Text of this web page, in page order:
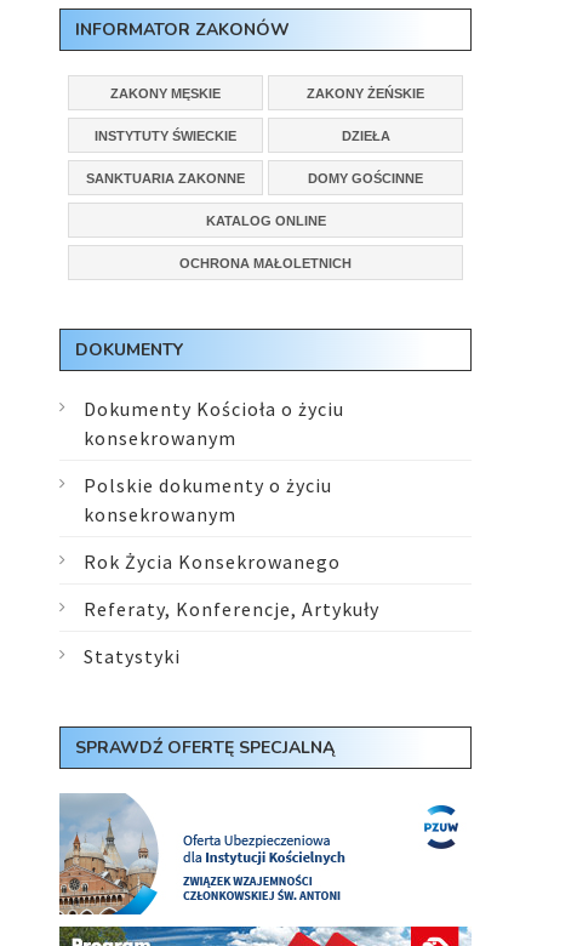
INFORMATOR ZAKONÓW
ZAKONY MĘSKIE ZAKONY ŻEŃSKIE
INSTYTUTY ŚWIECKIE DZIEŁA
SANKTUARIA ZAKONNE DOMY GOŚCINNE
KATALOG ONLINE
OCHRONA MAŁOLETNICH
DOKUMENTY
Dokumenty Kościoła o życiu
konsekrowanym
Polskie dokumenty o życiu
konsekrowanym
Rok Życia Konsekrowanego
Referaty, Konferencje, Artykuły
Statystyki
SPRAWDŹ OFERTĘ SPECJALNĄ